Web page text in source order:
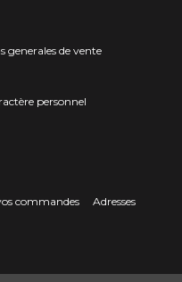
generales de vente
personnel
commandes
Adresses